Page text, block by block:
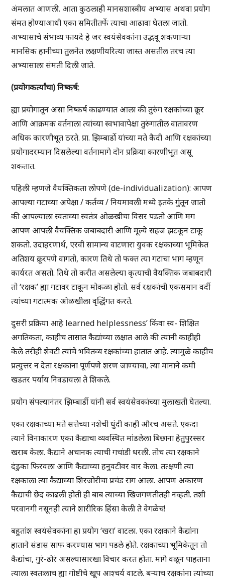
अंमलात आणली. आता कुठलाही मानसशास्त्रीय अभ्यास अथवा प्रयोग
संमत होण्याआधी एका समितीतर्फे त्याचा आढावा घेतला जातो.
अभ्यासाचे संभाव्य फायदे हे जर स्वयंसेवकांना उद्भवू शकणाऱ्या
मानसिक हानीच्या तुलनेत लक्षणीयरित्या जास्त असतील तरच त्या
अभ्यासाला संमती दिली जाते.
(प्रयोगकर्त्यांचा)निष्कर्ष:
ह्या प्रयोगातून असा निष्कर्ष काढण्यात आला की तुरुंग रक्षकांच्या क्रूर
आणि आक्रमक वर्तनाला त्यांच्या स्वभावापेक्षा तुरुंगातील वातावरण
अधिक कारणीभूत ठरते. प्रा. झिम्बार्डो यांच्या मते कैदी आणि रक्षकांच्या
प्रयोगादरम्यान दिसलेल्या वर्तनामागे दोन प्रक्रिया कारणीभूत असू
शकतात.
पहिली म्हणजे वैयक्तिकता लोपणे (de-individualization): आपण
आपल्या गटाच्या अपेक्षा / कर्तव्य / नियमावली मध्ये इतके गुंतून जातो
की आपल्याला स्वतःच्या स्वतंत्र ओळखीचा विसर पडतो आणि मग
आपण आपली वैयक्तिक जबाबदारी आणि मूल्ये सहज झटकून टाकू
शकतो. उदाहरणार्थ, एरवी सामान्य वाटणारा युवक रक्षकाच्या भूमिकेत
अतिशय क्रूरपणे वागतो, कारण तिथे तो फक्त त्या गटाचा भाग म्हणून
कार्यरत असतो. तिथे तो करीत असलेल्या कृत्याची वैयक्तिक जबाबदारी
तो ‘रक्षक’ ह्या गटावर टाकून मोकळा होतो. सर्व रक्षकांची एकसमान वर्दी
त्यांच्या गटात्मक ओळखीला वृद्धिंगत करते.
दुसरी प्रक्रिया आहे learned helplessness’ किंवा स्व- शिक्षित
अगतिकता, काहीच तासात कैद्यांच्या लक्षात आले की त्यांनी काहीही
केले तरीही शेवटी त्यांचे भवितव्य रक्षकांच्या हातात आहे. त्यामुळे काहीच
प्रत्युत्तर न देता रक्षकांना पूर्णपणे शरण जाण्याचा, त्या मानाने कमी
खडतर पर्याय निवडायला ते शिकले.
प्रयोग संपल्यानंतर झिम्बार्डी यांनी सर्व स्वयंसेवकांच्या मुलाखती घेतल्या.
एका रक्षकाच्या मते सत्तेच्या नशेची धुंदी काही औरच असते. एकदा
त्याने विनाकारण एका कैद्याचा व्यवस्थित मांडलेला बिछाना हेतुपुरस्सर
खराब केला. कैद्याने अचानक त्याची गचांडी धरली. तोच त्या रक्षकाने
दंडुका फिरवला आणि कैद्याच्या हनुवटीवर वार केला. तत्क्षणी त्या
रक्षकाला त्या कैद्याच्या शिरजोरीचा प्रचंड राग आला. आपण अकारण
कैद्याची छेद काढली होती ही बाब त्याच्या खिजगणतीतही नव्हती. तशी
परवानगी नसूनही त्याने शारीरिक हिंसा केली ते वेगळेच!
बहुतांश स्वयंसेवकांना हा प्रयोग ‘खरा’ वाटला. एका रक्षकाने कैद्यांना
हाताने संडास साफ करण्यास भाग पडले होते. रक्षकाच्या भूमिकेतून तो
कैद्यांचा, गुरं-ढोरं असल्यासारखा विचार करत होता. मागे वळून पाहताना
त्याला स्वतःलाच ह्या गोष्टीचे खूप आश्चर्य वाटले. बऱ्याच रक्षकांना त्यांच्या